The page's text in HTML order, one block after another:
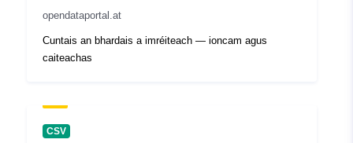
opendataportal.at
Cuntais an bhardais a imréiteach — ioncam agus
caiteachas
CSV